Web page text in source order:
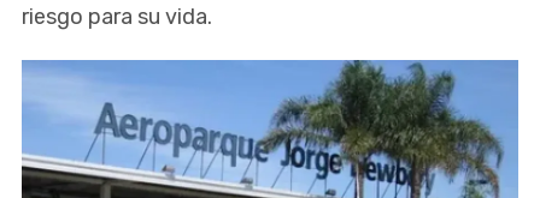
riesgo para su vida.